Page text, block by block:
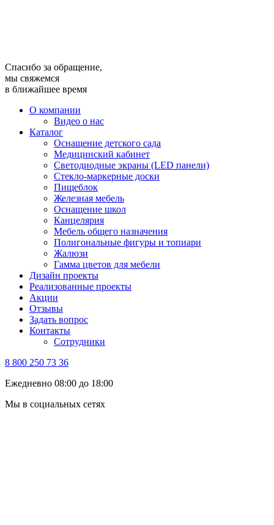
Спасибо за обращение,
мы свяжемся
в ближайшее время
О компании
Видео о нас
Каталог
Оснащение детского сада
Медицинский кабинет
Светодиодные экраны (LED панели)
Стекло-маркерные доски
Пищеблок
Железная мебель
Оснащение школ
Канцелярия
Мебель общего назначения
Полигональные фигуры и топиари
Жалюзи
Гамма цветов для мебели
Дизайн проекты
Реализованные проекты
Акции
Отзывы
Задать вопрос
Контакты
Сотрудники
8 800 250 73 36
Ежедневно 08:00 до 18:00
Мы в социальных сетях